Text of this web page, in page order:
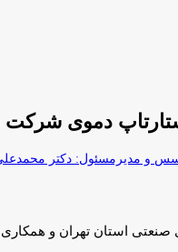
استارتاپ دموی
و مدیرمسئول: دکتر محمدعلی
امیرکبیر، روز شنبه 17 آذرماه 1403، به